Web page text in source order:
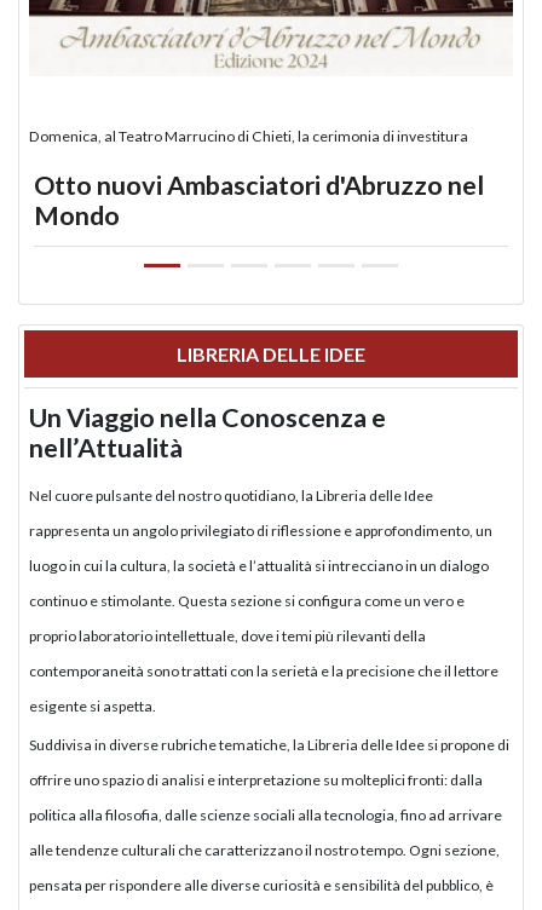
Domenica, al Teatro Marrucino di Chieti, la cerimonia di investitura
Otto nuovi Ambasciatori d'Abruzzo nel
Mondo
LIBRERIA DELLE IDEE
Un Viaggio nella Conoscenza e
nell’Attualità
Nel cuore pulsante del nostro quotidiano, la Libreria delle Idee
rappresenta un angolo privilegiato di riflessione e approfondimento, un
luogo in cui la cultura, la società e l’attualità si intrecciano in un dialogo
continuo e stimolante. Questa sezione si configura come un vero e
proprio laboratorio intellettuale, dove i temi più rilevanti della
contemporaneità sono trattati con la serietà e la precisione che il lettore
esigente si aspetta.
Suddivisa in diverse rubriche tematiche, la Libreria delle Idee si propone di
offrire uno spazio di analisi e interpretazione su molteplici fronti: dalla
politica alla filosofia, dalle scienze sociali alla tecnologia, fino ad arrivare
alle tendenze culturali che caratterizzano il nostro tempo. Ogni sezione,
pensata per rispondere alle diverse curiosità e sensibilità del pubblico, è